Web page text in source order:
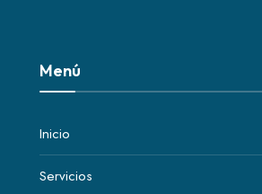
Menú
Inicio
Servicios